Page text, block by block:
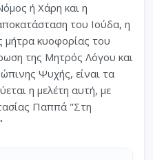
ή Χάρη και η
του Ιούδα, η
μήτρα κυοφορίας του
της Μητρός Λόγου και
Ψυχής, είναι τα
η μελέτη αυτή, με
Παππά "Στη